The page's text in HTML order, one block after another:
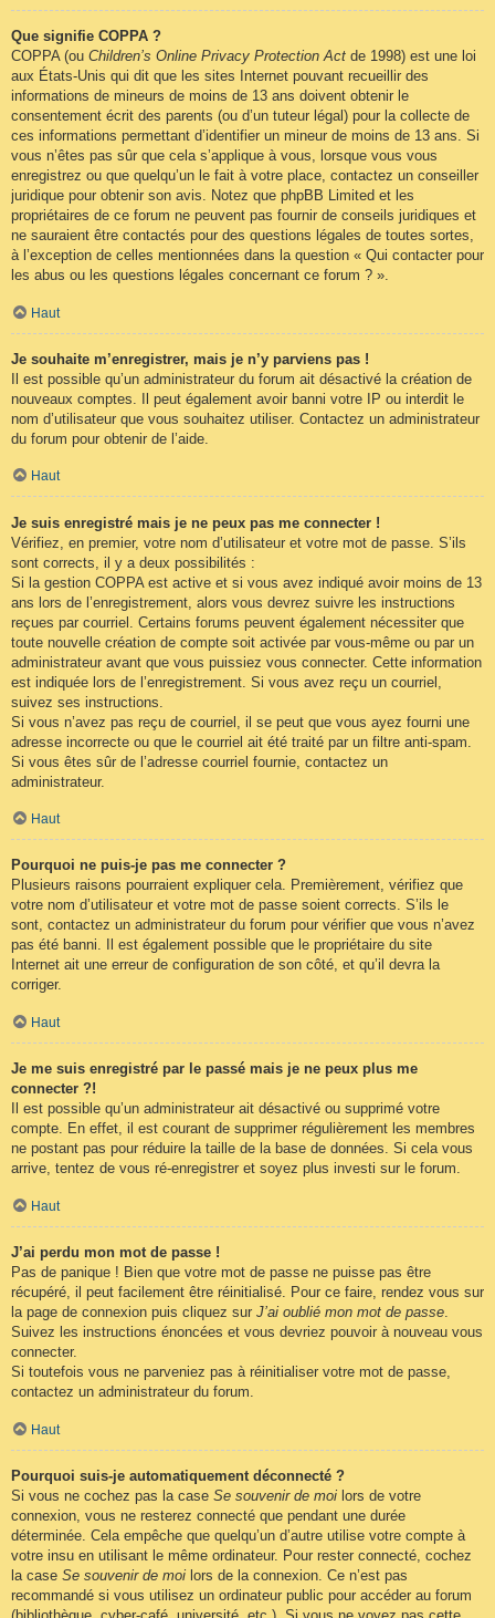
Que signifie COPPA ?
COPPA (ou Children’s Online Privacy Protection Act de 1998) est une loi
aux États-Unis qui dit que les sites Internet pouvant recueillir des
informations de mineurs de moins de 13 ans doivent obtenir le
consentement écrit des parents (ou d’un tuteur légal) pour la collecte de
ces informations permettant d’identifier un mineur de moins de 13 ans. Si
vous n’êtes pas sûr que cela s’applique à vous, lorsque vous vous
enregistrez ou que quelqu’un le fait à votre place, contactez un conseiller
juridique pour obtenir son avis. Notez que phpBB Limited et les
propriétaires de ce forum ne peuvent pas fournir de conseils juridiques et
ne sauraient être contactés pour des questions légales de toutes sortes,
à l’exception de celles mentionnées dans la question « Qui contacter pour
les abus ou les questions légales concernant ce forum ? ».
Haut
Je souhaite m’enregistrer, mais je n’y parviens pas !
Il est possible qu’un administrateur du forum ait désactivé la création de
nouveaux comptes. Il peut également avoir banni votre IP ou interdit le
nom d’utilisateur que vous souhaitez utiliser. Contactez un administrateur
du forum pour obtenir de l’aide.
Haut
Je suis enregistré mais je ne peux pas me connecter !
Vérifiez, en premier, votre nom d’utilisateur et votre mot de passe. S’ils
sont corrects, il y a deux possibilités :
Si la gestion COPPA est active et si vous avez indiqué avoir moins de 13
ans lors de l’enregistrement, alors vous devrez suivre les instructions
reçues par courriel. Certains forums peuvent également nécessiter que
toute nouvelle création de compte soit activée par vous-même ou par un
administrateur avant que vous puissiez vous connecter. Cette information
est indiquée lors de l’enregistrement. Si vous avez reçu un courriel,
suivez ses instructions.
Si vous n’avez pas reçu de courriel, il se peut que vous ayez fourni une
adresse incorrecte ou que le courriel ait été traité par un filtre anti-spam.
Si vous êtes sûr de l’adresse courriel fournie, contactez un
administrateur.
Haut
Pourquoi ne puis-je pas me connecter ?
Plusieurs raisons pourraient expliquer cela. Premièrement, vérifiez que
votre nom d’utilisateur et votre mot de passe soient corrects. S’ils le
sont, contactez un administrateur du forum pour vérifier que vous n’avez
pas été banni. Il est également possible que le propriétaire du site
Internet ait une erreur de configuration de son côté, et qu’il devra la
corriger.
Haut
Je me suis enregistré par le passé mais je ne peux plus me
connecter ?!
Il est possible qu’un administrateur ait désactivé ou supprimé votre
compte. En effet, il est courant de supprimer régulièrement les membres
ne postant pas pour réduire la taille de la base de données. Si cela vous
arrive, tentez de vous ré-enregistrer et soyez plus investi sur le forum.
Haut
J’ai perdu mon mot de passe !
Pas de panique ! Bien que votre mot de passe ne puisse pas être
récupéré, il peut facilement être réinitialisé. Pour ce faire, rendez vous sur
la page de connexion puis cliquez sur J’ai oublié mon mot de passe.
Suivez les instructions énoncées et vous devriez pouvoir à nouveau vous
connecter.
Si toutefois vous ne parveniez pas à réinitialiser votre mot de passe,
contactez un administrateur du forum.
Haut
Pourquoi suis-je automatiquement déconnecté ?
Si vous ne cochez pas la case Se souvenir de moi lors de votre
connexion, vous ne resterez connecté que pendant une durée
déterminée. Cela empêche que quelqu’un d’autre utilise votre compte à
votre insu en utilisant le même ordinateur. Pour rester connecté, cochez
la case Se souvenir de moi lors de la connexion. Ce n’est pas
recommandé si vous utilisez un ordinateur public pour accéder au forum